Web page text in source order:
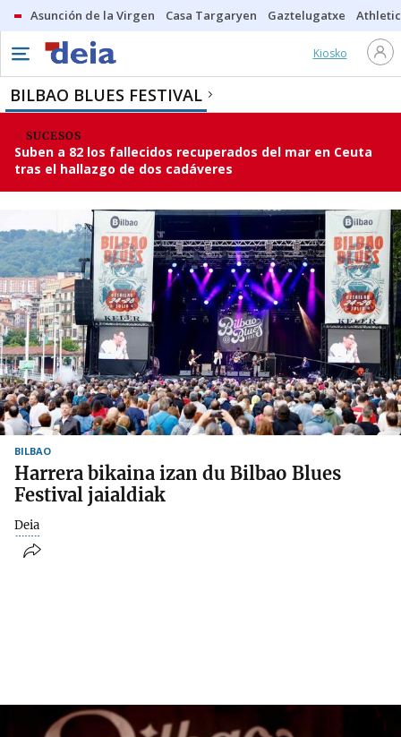
Asunción de la Virgen Casa Targaryen Gaztelugatxe Athletic
Kiosko
BILBAO BLUES FESTIVAL
SUCESOS
Suben a 82 los fallecidos recuperados del mar en Ceuta
tras el hallazgo de dos cadáveres
BILBAO
Harrera bikaina izan du Bilbao Blues
Festival jaialdiak
Deia